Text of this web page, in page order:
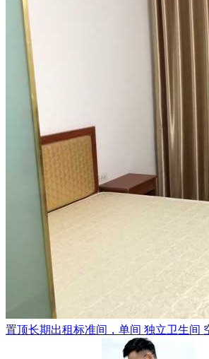
置顶长期出租标准间，单间 独立卫生间